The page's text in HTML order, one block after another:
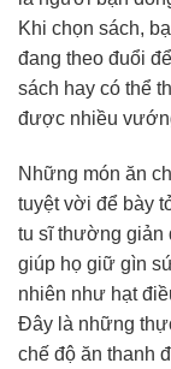
Khi chọn sách,
đang theo đuổi
sách hay có thể
được nhiều
Những món ăn
tuyệt vời để bày
tu sĩ thường giản
giúp họ giữ gìn
nhiên như hạt
Đây là những
chế độ ăn thanh